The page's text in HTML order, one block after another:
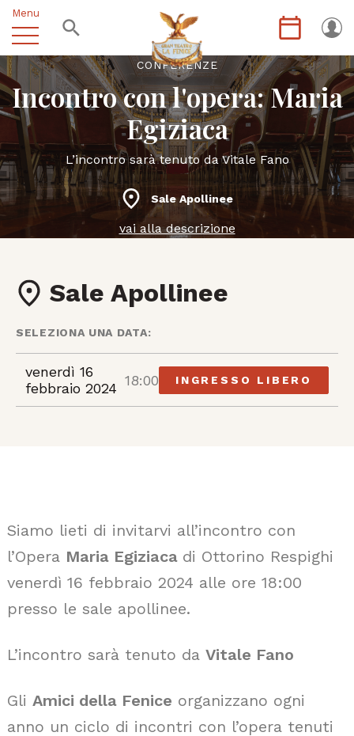
Menu
CONFERENZE
Incontro con l'opera: Maria
Egiziaca
L’incontro sarà tenuto da Vitale Fano
Sale Apollinee
vai alla descrizione
Sale Apollinee
SELEZIONA UNA DATA:
venerdì 16
febbraio 2024 18:00 INGRESSO LIBERO
Siamo lieti di invitarvi all’incontro con
l’Opera Maria Egiziaca di Ottorino Respighi
venerdì 16 febbraio 2024 alle ore 18:00
presso le sale apollinee.
L’incontro sarà tenuto da Vitale Fano
Gli Amici della Fenice organizzano ogni
anno un ciclo di incontri con l’opera tenuti